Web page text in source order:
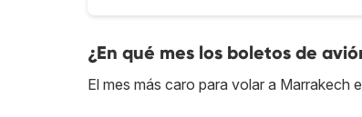
¿En qué mes los boletos de
El mes más caro para volar a Marrakech